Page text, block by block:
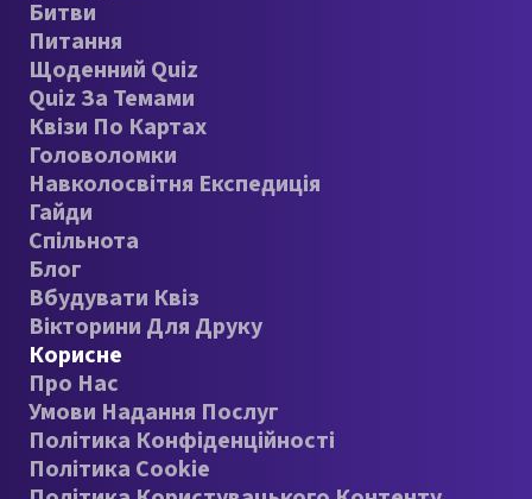
Битви
Питання
Щоденний Quiz
Quiz За Темами
Квізи По Картах
Головоломки
Навколосвітня Експедиція
Гайди
Спільнота
Блог
Вбудувати Квіз
Вікторини Для Друку
Корисне
Про Нас
Умови Надання Послуг
Політика Конфіденційності
Політика Cookie